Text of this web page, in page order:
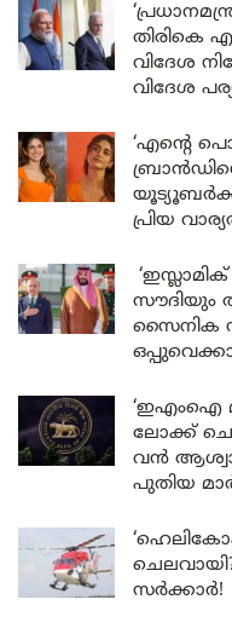
തിരികെ
വിദേശ
വിദേശ
‘എന്റെ
പ്രിയ
സൗദിയും
സൈനിക
‘ഇഎംഐ
ലോക്ക്
വൻ
പുതിയ
സർക്കാർ!